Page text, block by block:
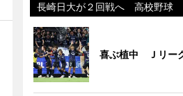
長崎日大が２回戦へ 高校野球
喜ぶ植中 Ｊリー